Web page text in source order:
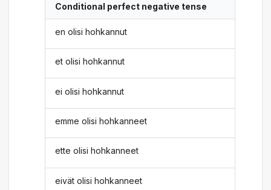
Conditional perfect negative tense
en olisi hohkannut
et olisi hohkannut
ei olisi hohkannut
emme olisi hohkanneet
ette olisi hohkanneet
eivät olisi hohkanneet